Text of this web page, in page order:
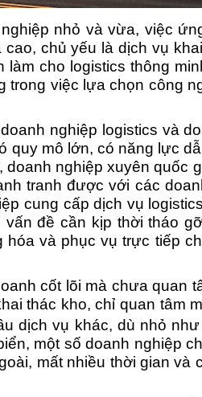
nhỏ và vừa, việc
chủ yếu là dịch vụ
cho logistics thông
việc lựa chọn công
nghiệp logistics và
mô lớn, có năng lực
nghiệp xuyên quốc
tranh được với các
cung cấp dịch vụ
đề cần kịp thời tháo
và phục vụ trực tiếp
cốt lõi mà chưa quan
thác kho, chỉ quan tâm
dịch vụ khác, dù nhỏ
một số doanh nghiệp
mất nhiều thời gian và